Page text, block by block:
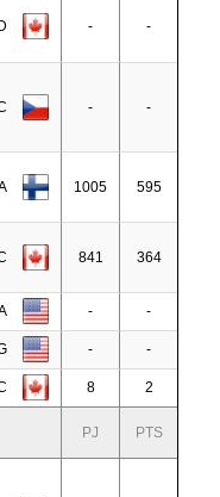
D - -
- -
1005 595
841 364
- -
- -
8 2
PJ PTS